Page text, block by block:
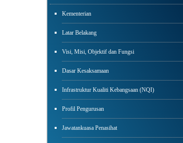
Kementerian
Latar Belakang
Visi, Misi, Objektif dan Fungsi
Dasar Kesaksamaan
Infrastruktur Kualiti Kebangsaan (NQI)
Profil Pengurusan
Jawatankuasa Penasihat